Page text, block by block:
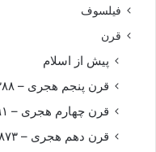
فیلسوف
قرن
پیش از اسلام
قرن پنجم هجری – ۳۸۸ الی ۴۸۵ شمسی
قرن چهارم هجری – ۲۹۱ الی ۳۸۸ شمسی
قرن دهم هجری – ۸۷۳ الی ۹۷۰ شمسی